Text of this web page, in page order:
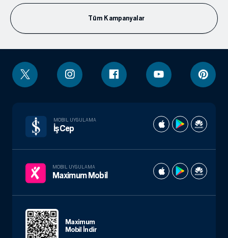
Tüm Kampanyalar
MOBIL UYGULAMA
İşCep
MOBIL UYGULAMA
Maximum Mobil
Maximum
Mobil İndir